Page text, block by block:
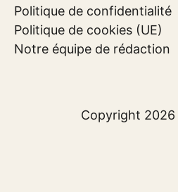
Politique de confidentialité
Politique de cookies (UE)
Notre équipe de rédaction
Copyright 2026